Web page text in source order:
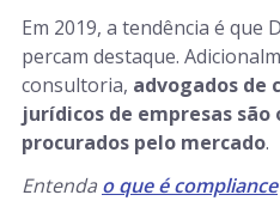
Em 2019, a tendência é que
percam destaque.
consultoria, advogados de
jurídicos de empresas
procurados pelo mercado.
Entenda o que é compliance